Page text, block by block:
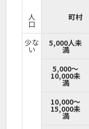
人
口
町村
少な
い
5,000人未
満
5,000～
10,000未
満
10,000～
15,000未
満